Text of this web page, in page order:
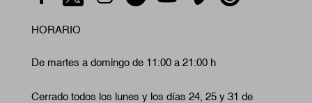
HORARIO
De martes a domingo de 11:00 a 21:00 h
Cerrado todos los lunes y los días 24, 25 y 31 de